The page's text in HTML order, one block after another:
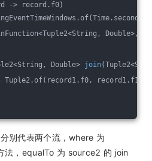
record.f0)
Double>,
Double> join
Tuple2.of(record1.f0, record1.f1);
别代表两个流，where 为
法，equalTo 为 source2 的 join